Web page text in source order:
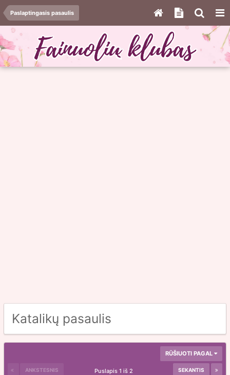
Paslaptingasis pasaulis
Katalikų pasaulis
RŪŠIUOTI PAGAL
ANKSTESNIS SEKANTIS
Puslapis 1 iš 2